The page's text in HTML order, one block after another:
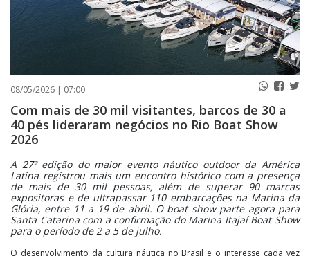
08/05/2026 | 07:00
Com mais de 30 mil visitantes, barcos de 30 a
40 pés lideraram negócios no Rio Boat Show
2026
A 27ª edição do maior evento náutico outdoor da América
Latina registrou mais um encontro histórico com a presença
de mais de 30 mil pessoas, além de superar 90 marcas
expositoras e de ultrapassar 110 embarcações na Marina da
Glória, entre 11 a 19 de abril. O boat show parte agora para
Santa Catarina com a confirmação do Marina Itajaí Boat Show
para o período de 2 a 5 de julho.
O desenvolvimento da cultura náutica no Brasil e o interesse cada vez